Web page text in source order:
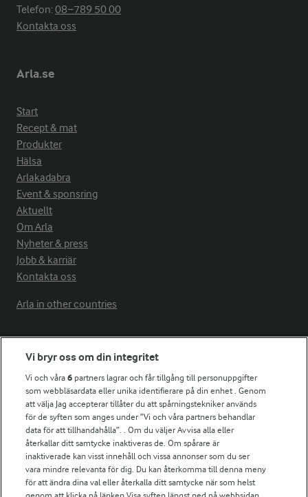
Telefon:08−789 50 00
Kontakta oss
Arla.se
Start
Recept & mat
Produkter
Hälsa
Arlakadabra
Event & sponsring
Aktuellt
Om Arla
Nyheter & press
Jobb & karriär
Kontakta oss
Arla in other countries
Fler Arlasajter
För ägare
Arlas kundportal
Arla.com
Falbygdens Ost
Arla webbshop
Bildbank
Vi bryr oss om din integritet
Vi och våra6 partners lagrar och får tillgång till personuppgifter
som webbläsardata eller unika identifierare på din enhet . Genom
att välja Jag accepterar tillåter du att spårningstekniker används
för de syften som anges under ”Vi och våra partners behandlar
data för att tillhandahålla”. . Om du väljer Avvisa alla eller
återkallar ditt samtycke inaktiveras de. Om spårare är
inaktiverade kan visst innehåll och vissa annonser som du ser
vara mindre relevanta för dig. Du kan återkomma till denna meny
för att ändra dina val eller återkalla ditt samtycke när som helst